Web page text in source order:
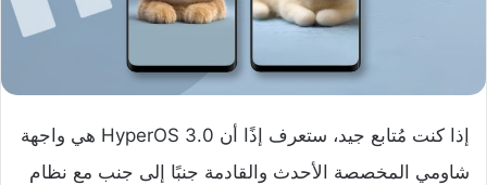
إذا كنت مُتابع جيد، ستعرف إذًا أن HyperOS 3.0 هي واجهة
شاومي المخصصة الأحدث والقادمة جنبًا إلى جنب مع نظام